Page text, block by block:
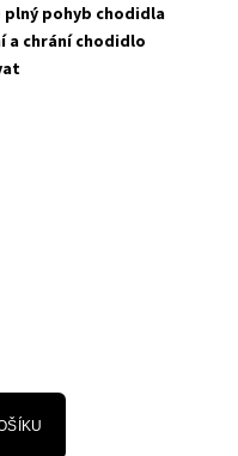
plný pohyb chodidla
a chrání chodidlo